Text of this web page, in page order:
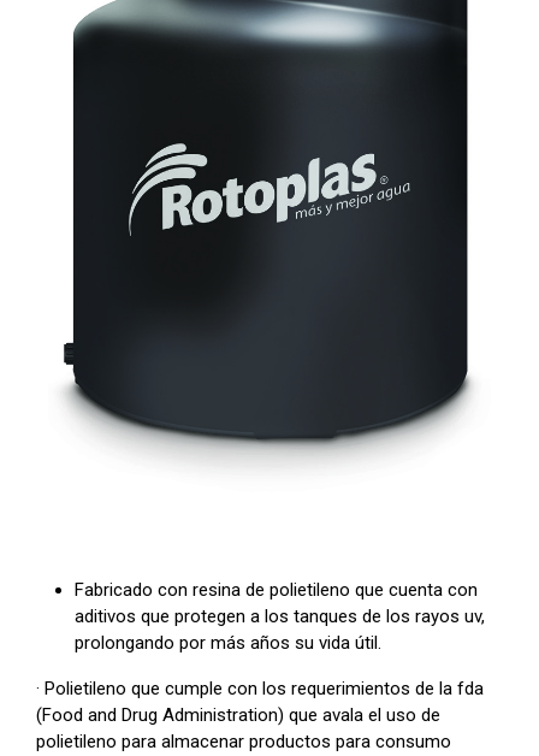
Fabricado con resina de polietileno que cuenta con
aditivos que protegen a los tanques de los rayos uv,
prolongando por más años su vida útil.
· Polietileno que cumple con los requerimientos de la fda
(Food and Drug Administration) que avala el uso de
polietileno para almacenar productos para consumo